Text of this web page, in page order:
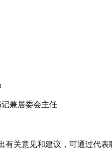
兼居委会主任
关意见和建议，可通过代